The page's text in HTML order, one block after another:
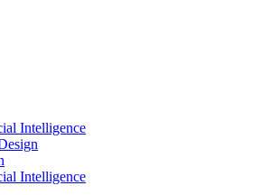
Intelligence
Intelligence